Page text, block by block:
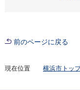
前のページに戻る
現在位置 横浜市トッ
道路整備の